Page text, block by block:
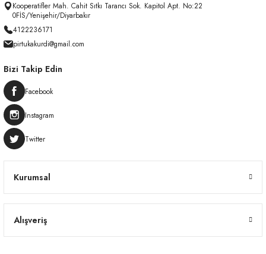
Kooperatifler Mah. Cahit Sıtkı Tarancı Sok. Kapitol Apt. No:22
0FİS/Yenişehir/Diyarbakır
4122236171
pirtukakurdi@gmail.com
Kurumsal
Alışveriş
Bizi Takip Edin
Facebook
Instagram
Twitter